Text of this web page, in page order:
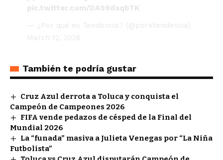
pic.twitter.com/DA99daqbTK
— ¿Por qué es Tendencia? (@porktendencia)
March 12, 2026
También te podría gustar
Cruz Azul derrota a Toluca y conquista el
Campeón de Campeones 2026
FIFA vende pedazos de césped de la Final del
Mundial 2026
La “funada” masiva a Julieta Venegas por “La Niña
Futbolista”